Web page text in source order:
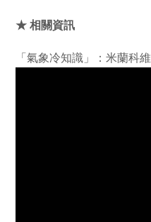
★ 相關資訊
「氣象冷知識」：米蘭科